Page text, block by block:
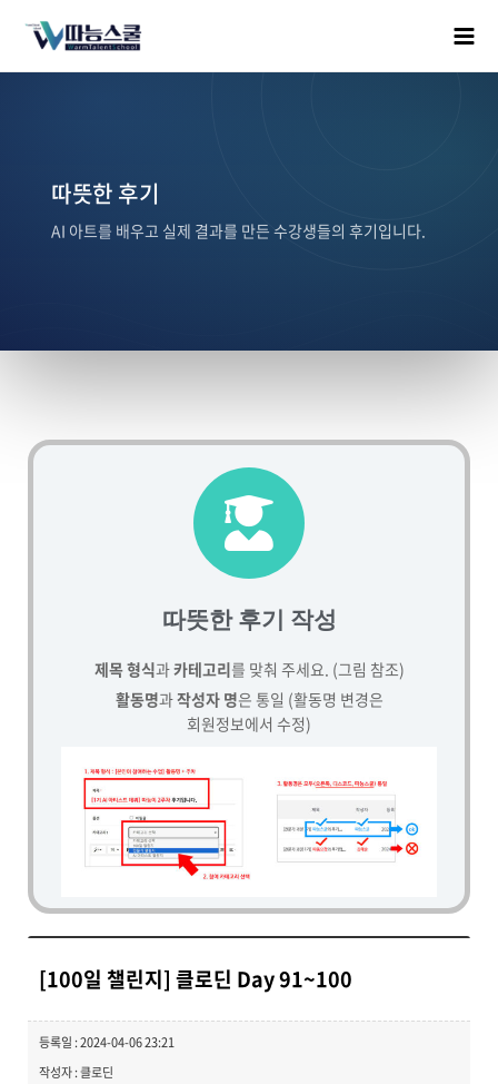
따뜻한 후기
AI 아트를 배우고 실제 결과를 만든 수강생들의 후기입니다.
따뜻한 후기 작성
제목 형식과카테고리를 맞춰 주세요. (그림 참조)
활동명과작성자 명은 통일 (활동명 변경은
회원정보에서 수정)
[100일 챌린지] 클로딘 Day 91~100
등록일 : 2024-04-06 23:21
작성자 : 클로딘